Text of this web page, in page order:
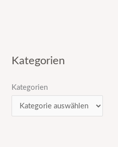
Kategorien
Kategorien